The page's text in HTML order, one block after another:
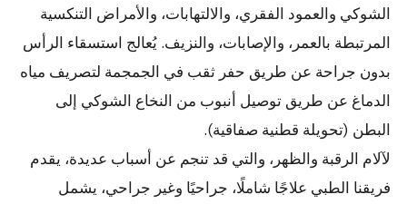
الشوكي والعمود الفقري، والالتهابات، والأمراض التنكسية
المرتبطة بالعمر، والإصابات، والنزيف. يُعالج استسقاء الرأس
بدون جراحة عن طريق حفر ثقب في الجمجمة لتصريف مياه
الدماغ عن طريق توصيل أنبوب من النخاع الشوكي إلى
البطن (تحويلة قطنية صفاقية).
لآلام الرقبة والظهر، والتي قد تنجم عن أسباب عديدة، يقدم
فريقنا الطبي علاجًا شاملًا، جراحيًا وغير جراحي، يشمل